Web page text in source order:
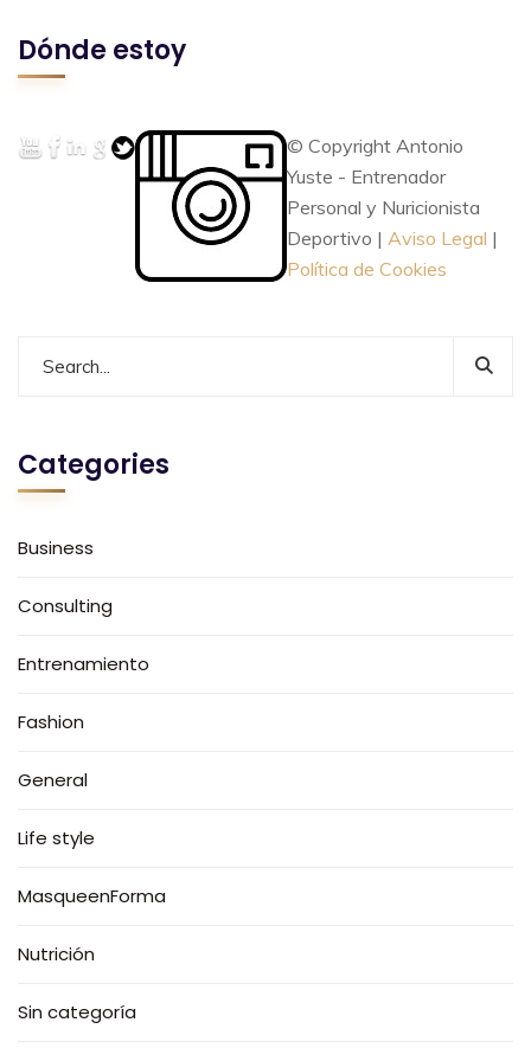
Dónde estoy
© Copyright Antonio
Yuste - Entrenador
Personal y Nuricionista
Deportivo | Aviso Legal |
Política de Cookies
Categories
Business
Consulting
Entrenamiento
Fashion
General
Life style
MasqueenForma
Nutrición
Sin categoría